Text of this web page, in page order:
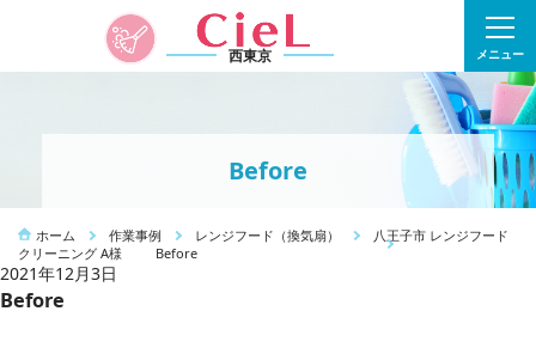
西東京 メニュー
Before
ホーム 作業事例 レンジフード（換気扇）
八王子市 レンジフード
クリーニング A様
Before
2021年12月3日
Before